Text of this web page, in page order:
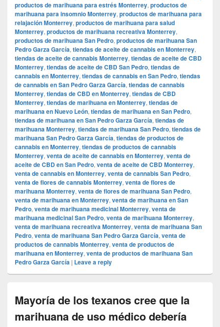
productos de marihuana para estrés Monterrey, productos de
marihuana para insomnio Monterrey, productos de marihuana para
relajación Monterrey, productos de marihuana para salud
Monterrey, productos de marihuana recreativa Monterrey,
productos de marihuana San Pedro, productos de marihuana San
Pedro Garza García, tiendas de aceite de cannabis en Monterrey,
tiendas de aceite de cannabis Monterrey, tiendas de aceite de CBD
Monterrey, tiendas de aceite de CBD San Pedro, tiendas de
cannabis en Monterrey, tiendas de cannabis en San Pedro, tiendas
de cannabis en San Pedro Garza García, tiendas de cannabis
Monterrey, tiendas de CBD en Monterrey, tiendas de CBD
Monterrey, tiendas de marihuana en Monterrey, tiendas de
marihuana en Nuevo León, tiendas de marihuana en San Pedro,
tiendas de marihuana en San Pedro Garza García, tiendas de
marihuana Monterrey, tiendas de marihuana San Pedro, tiendas de
marihuana San Pedro Garza García, tiendas de productos de
cannabis en Monterrey, tiendas de productos de cannabis
Monterrey, venta de aceite de cannabis en Monterrey, venta de
aceite de CBD en San Pedro, venta de aceite de CBD Monterrey,
venta de cannabis en Monterrey, venta de cannabis San Pedro,
venta de flores de cannabis Monterrey, venta de flores de
marihuana Monterrey, venta de flores de marihuana San Pedro,
venta de marihuana en Monterrey, venta de marihuana en San
Pedro, venta de marihuana medicinal Monterrey, venta de
marihuana medicinal San Pedro, venta de marihuana Monterrey,
venta de marihuana recreativa Monterrey, venta de marihuana San
Pedro, venta de marihuana San Pedro Garza García, venta de
productos de cannabis Monterrey, venta de productos de
marihuana en Monterrey, venta de productos de marihuana San
Pedro Garza García | Leave a reply
Mayoría de los texanos cree que la
marihuana de uso médico debería